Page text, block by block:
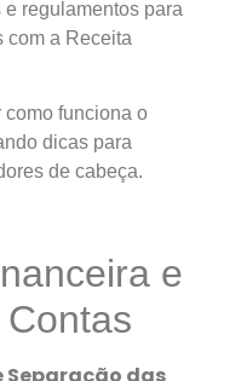
regulamentos para
com a Receita
como funciona o
dicas para
de cabeça.
e